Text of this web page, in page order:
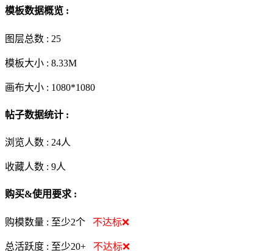
模板数据概览 :
图层总数 : 25
模板大小 : 8.33M
画布大小 : 1080*1080
帖子数据统计 :
浏览人数 : 24人
收藏人数 : 9人
购买&使用要求 :
购模数量 : 至少2个 不达标❌
总活跃度 : 至少20+ 不达标❌